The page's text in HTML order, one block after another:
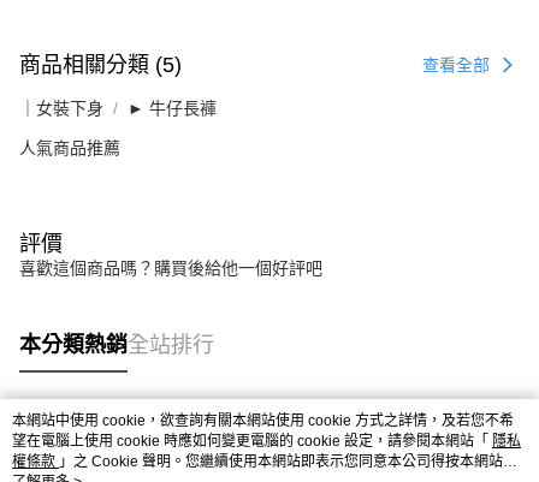
商品相關分類 (5) 查看全部
｜女裝下身 ► 牛仔長褲
人氣商品推薦
評價
喜歡這個商品嗎？購買後給他一個好評吧
本分類熱銷全站排行
熱門標籤
本網站中使用 cookie，欲查詢有關本網站使用 cookie 方式之詳情，及若您不希
望在電腦上使用 cookie 時應如何變更電腦的 cookie 設定，請參閱本網站「 隱私
權條款 」之 Cookie 聲明。您繼續使用本網站即表示您同意本公司得按本網站使